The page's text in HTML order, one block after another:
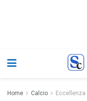
Home Calcio Eccellenza